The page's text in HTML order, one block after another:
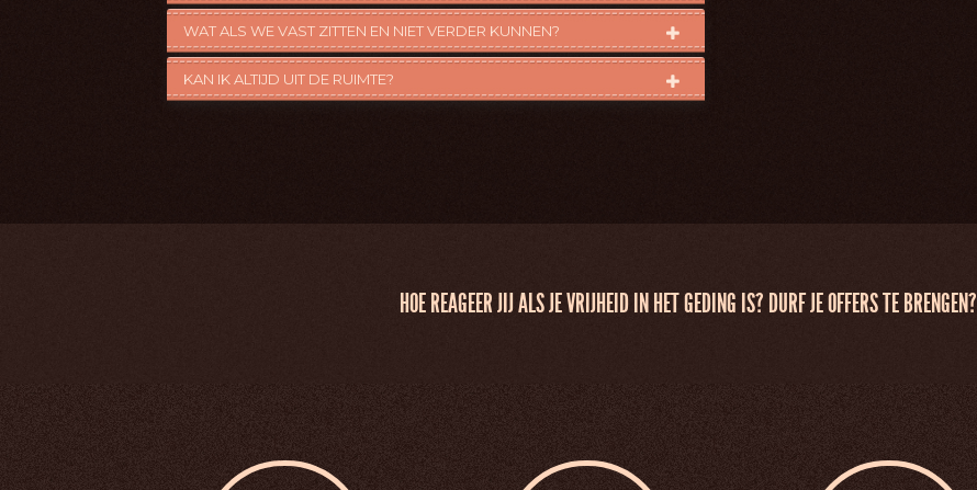
WAT ALS WE VAST ZITTEN EN NIET VERDER KUNNEN?
KAN IK ALTIJD UIT DE RUIMTE?
HOE REAGEER JIJ ALS JE VRIJHEID IN HET GEDING IS? DURF JE OFFERS TE BRENGEN?